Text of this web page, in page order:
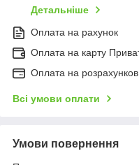
Детальніше
Оплата на рахунок
Оплата на карту
Оплата на
Всі умови оплати
Умови повернення